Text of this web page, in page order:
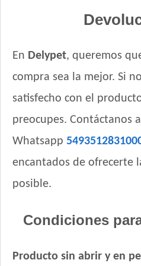
Sieger Perro Adulto Raza
Supereco Perro Adulto
Tiernitos Selection Carne
Tiernitos Selection Carne y
Top Nutrition Perro Vet Care Piel
Total Khan Adulto de Raza
Upper Crock Perro Adulto Cerdo
Argentina Seleccionada
Vitalcan Balanced Natural
En Delypet, queremos
compra sea la mejor. Si
satisfecho con el
preocupes. Contáctanos
Whatsapp
encantados de ofrecerte
posible.
Condiciones
Producto sin abrir y en